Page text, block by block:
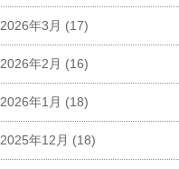
2026年3月 (17)
2026年2月 (16)
2026年1月 (18)
2025年12月 (18)